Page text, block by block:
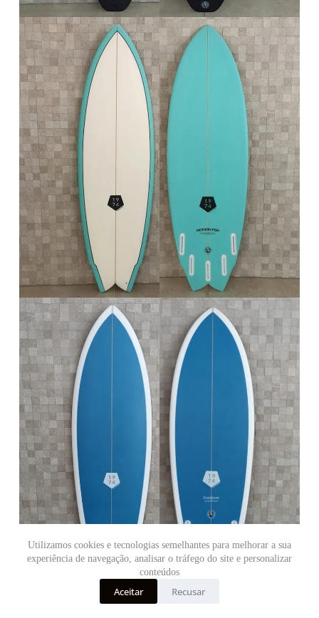
Utilizamos cookies e tecnologias semelhantes para melhorar a sua
experiência de navegação, analisar o tráfego do site e personalizar
conteúdos
Aceitar Recusar